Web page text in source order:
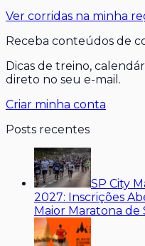
Ver corridas na minha
Receba conteúdos de
Dicas de treino,
direto no seu e-mail.
Criar minha conta
Posts recentes
SP City
2027: Inscrições
Maior Maratona de